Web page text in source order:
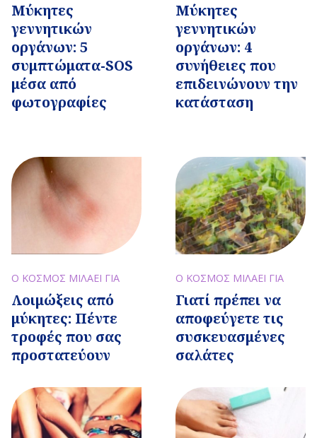
Μύκητες
γεννητικών
οργάνων: 5
συμπτώματα-SOS
μέσα από
φωτογραφίες
Μύκητες
γεννητικών
οργάνων: 4
συνήθειες που
επιδεινώνουν την
κατάσταση
Ο ΚΟΣΜΟΣ ΜΙΛΑΕΙ ΓΙΑ
Λοιμώξεις από
μύκητες: Πέντε
τροφές που σας
προστατεύουν
Ο ΚΟΣΜΟΣ ΜΙΛΑΕΙ ΓΙΑ
Γιατί πρέπει να
αποφεύγετε τις
συσκευασμένες
σαλάτες